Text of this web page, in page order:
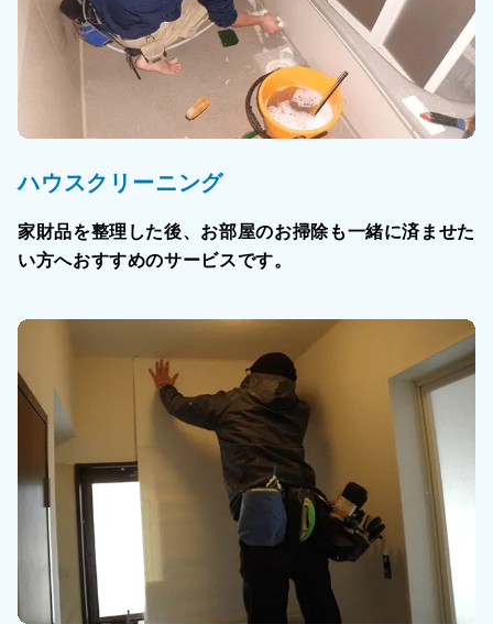
ハウスクリーニング
家財品を整理した後、お部屋のお掃除も一緒に済ませた
い方へおすすめのサービスです。